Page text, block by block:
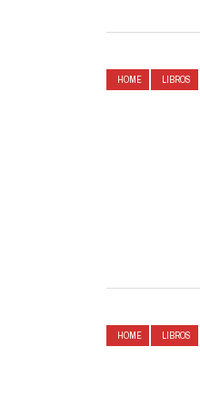
HOME LIBROS
HOME LIBROS